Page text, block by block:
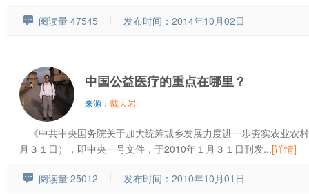
阅读量 47545 发布时间：2014年10月02日
中国公益医疗的重点在哪里？
来源： 戴天岩
《中共中央国务院关于加大统筹城乡发展力度进一步夯实农业农
月３１日），即中央一号文件，于2010年１月３１日刊发...[详情]
阅读量 25012 发布时间：2010年10月01日